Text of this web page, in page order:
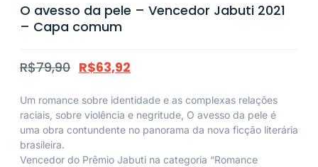
O avesso da pele – Vencedor Jabuti 2021
– Capa comum
R$79,90 R$63,92
Um romance sobre identidade e as complexas relações
raciais, sobre violência e negritude, O avesso da pele é
uma obra contundente no panorama da nova ficção literária
brasileira.
Vencedor do Prêmio Jabuti na categoria “Romance